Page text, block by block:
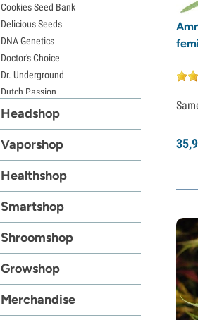
35,
Cookies Seed Bank
Delicious Seeds
DNA Genetics
Doctor's Choice
Dr. Underground
Dutch Passion
Elite Seeds
Exotic Seed
Expert Seeds
FastBuds
Female Seeds
French Touch Seeds
Garden of Green
GeneSeeds
G13 Labs
Grass-O-Matic
Headshop
Vaporshop
Healthshop
Smartshop
Shroomshop
Growshop
Merchandise